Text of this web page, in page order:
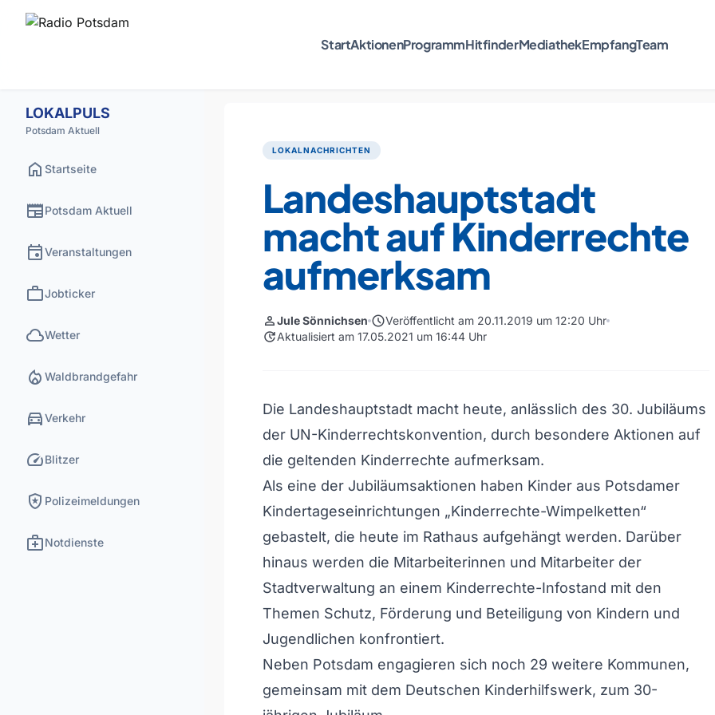
StartAktionenProgrammHitfinderMediathekEmpfangTeam
LOKALPULS
Potsdam Aktuell
home Startseite
newspaperPotsdam Aktuell
eventVeranstaltungen
workJobticker
cloudWetter
local_fire_department Waldbrandgefahr
directions_carVerkehr
speedBlitzer
local_police Polizeimeldungen
medical_servicesNotdienste
LOKALNACHRICHTEN
Landeshauptstadt
macht auf Kinderrechte
aufmerksam
personJule Sönnichsen scheduleVeröffentlicht am 20.11.2019 um 12:20 Uhr
updateAktualisiert am 17.05.2021 um 16:44 Uhr
Die Landeshauptstadt macht heute, anlässlich des 30. Jubiläums
der UN-Kinderrechtskonvention, durch besondere Aktionen auf
die geltenden Kinderrechte aufmerksam.
Als eine der Jubiläumsaktionen haben Kinder aus Potsdamer
Kindertageseinrichtungen „Kinderrechte-Wimpelketten“
gebastelt, die heute im Rathaus aufgehängt werden. Darüber
hinaus werden die Mitarbeiterinnen und Mitarbeiter der
Stadtverwaltung an einem Kinderrechte-Infostand mit den
Themen Schutz, Förderung und Beteiligung von Kindern und
Jugendlichen konfrontiert.
Neben Potsdam engagieren sich noch 29 weitere Kommunen,
gemeinsam mit dem Deutschen Kinderhilfswerk, zum 30-